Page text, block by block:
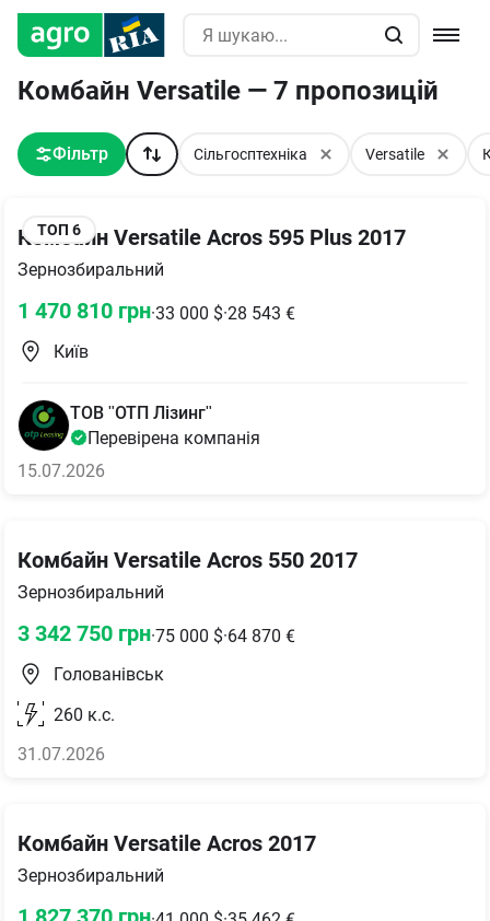
Комбайн Versatile — 7 пропозицій
Фільтр Сільгосптехніка Versatile
ТОП 6
Комбайн Versatile Acros 595 Plus 2017
Зернозбиральний
1 470 810 грн·33 000 $·28 543 €
Київ
ТОВ "ОТП Лізинг"
Перевірена компанія
15.07.2026
Комбайн Versatile Acros 550 2017
Зернозбиральний
3 342 750 грн·75 000 $·64 870 €
Голованівськ
260 к.с.
31.07.2026
Комбайн Versatile Acros 2017
Зернозбиральний